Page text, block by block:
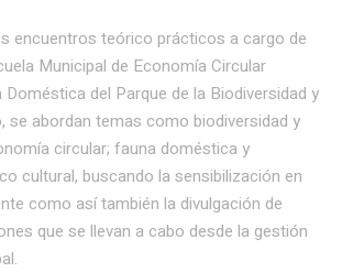
encuentros teórico prácticos a cargo de
Municipal de Economía Circular
Doméstica del Parque de la Biodiversidad y
se abordan temas como biodiversidad y
circular; fauna doméstica y
cultural, buscando la sensibilización en
como así también la divulgación de
que se llevan a cabo desde la gestión